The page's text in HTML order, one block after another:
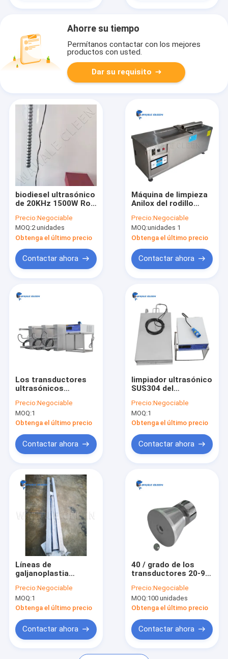
Productos
Demostración de VR
Sobre nosotros
Viaje de la fábrica
Contáctenos
Noticias
Ahorre su tiempo
Permítanos contactar con los mejores
productos con usted.
Dar su requisito
biodiesel ultrasónico
de 20KHz 1500W Rod
Homogenizing
Emulsified For
Precio:Negociable
MOQ:2 unidades
Obtenga el último precio
Contactar ahora
Máquina de limpieza
Anilox del rodillo
con el tanque del
calentador SUS304
Precio:Negociable
MOQ:unidades 1
Obtenga el último precio
Contactar ahora
Los transductores
ultrasónicos
SUS316 3000W para
electrochapan
Precio:Negociable
MOQ:1
Obtenga el último precio
Contactar ahora
limpiador ultrasónico
SUS304 del
2400W para el tanque
de la estabilización
Precio:Negociable
MOQ:1
Obtenga el último precio
Contactar ahora
Líneas de
galjanoplastia
ultrasónicos
sumergibles 1800W
SUS304/316
Precio:Negociable
MOQ:1
Obtenga el último precio
Contactar ahora
40 / grado de los
transductores 20-95
ultrasónica 60khz
ajustable con el
alambre
Precio:Negociable
MOQ:100 unidades
Obtenga el último precio
Contactar ahora